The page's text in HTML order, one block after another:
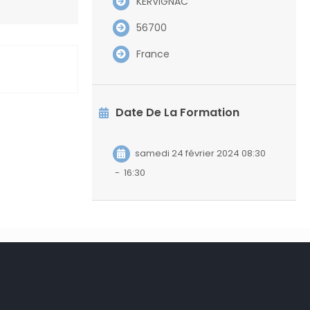
56700
France
Date De La Formation
samedi 24 février 2024 08:30
- 16:30